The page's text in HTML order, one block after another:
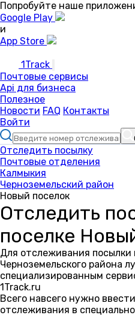
Попробуйте наше
Google Play
и
App Store
1Track
Почтовые сервисы
Api для бизнеса
Полезное
Новости FAQ Контакты
Войти
Отследить посылку
Почтовые отделения
Калмыкия
Черноземельский район
Новый поселок
Отследить
поселке
Для отслеживания посылки
Черноземельского района
специализированным
1Track.ru
Всего навсего нужно
отслеживания в